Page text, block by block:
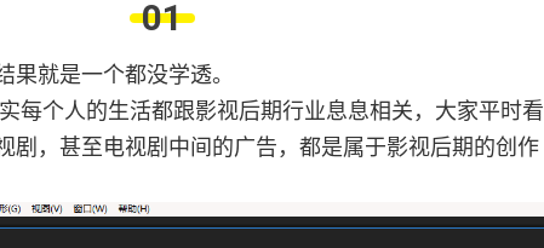
01
果就是一个都没学透。
每个人的生活都跟影视后期行业息息相关，大家平时看
剧，甚至电视剧中间的广告，都是属于影视后期的创作